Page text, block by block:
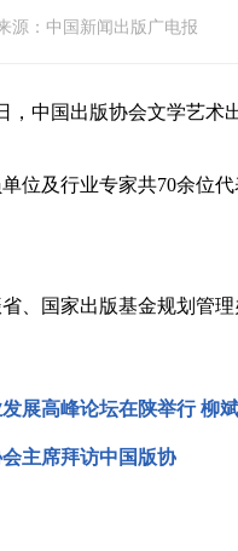
源：中国新闻出版广电报
，中国出版协会文学艺术
位及行业专家共70余位
、国家出版基金规划管
展高峰论坛在陕举行 柳
主席拜访中国版协